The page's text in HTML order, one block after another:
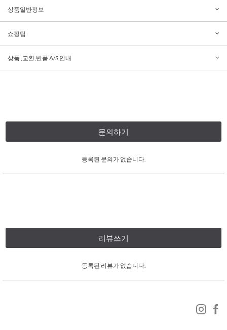
상품일반정보
쇼핑팁
상품 ,교환,반품 A/S 안내
문의하기
등록된 문의가 없습니다.
리뷰쓰기
등록된 리뷰가 없습니다.